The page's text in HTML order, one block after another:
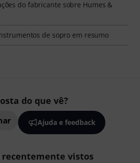
do fabricante sobre Humes &
de sopro em resumo
do que vê?
Ajuda e feedback
vistos